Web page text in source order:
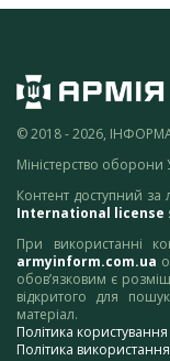
© 2018 - 2026,
Міністерство оборони
Контент доступний за
International license
При використанні
armyinform.com.ua
обов’язковим є
відкритого для
матеріал.
Політика
Політика